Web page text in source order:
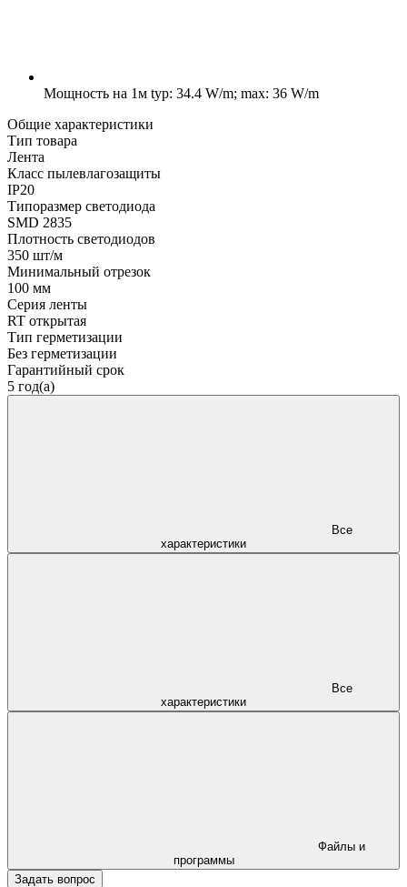
Мощность на 1м typ: 34.4 W/m; max: 36 W/m
Общие характеристики
Тип товара
Лента
Класс пылевлагозащиты
IP20
Типоразмер светодиода
SMD 2835
Плотность светодиодов
350 шт/м
Минимальный отрезок
100 мм
Серия ленты
RT открытая
Тип герметизации
Без герметизации
Гарантийный срок
5 год(а)
характеристики
характеристики
программы
Задать вопрос